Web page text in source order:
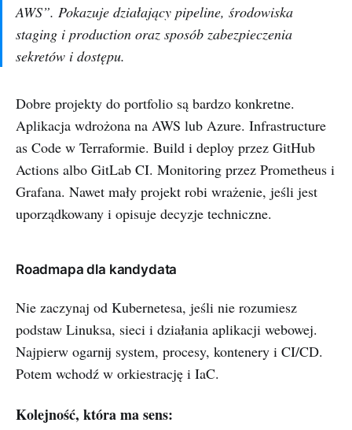
AWS”. Pokazuje działający pipeline, środowiska
staging i production oraz sposób zabezpieczenia
sekretów i dostępu.
Dobre projekty do portfolio są bardzo konkretne.
Aplikacja wdrożona na AWS lub Azure. Infrastructure
as Code w Terraformie. Build i deploy przez GitHub
Actions albo GitLab CI. Monitoring przez Prometheus i
Grafana. Nawet mały projekt robi wrażenie, jeśli jest
uporządkowany i opisuje decyzje techniczne.
Roadmapa dla kandydata
Nie zaczynaj od Kubernetesa, jeśli nie rozumiesz
podstaw Linuksa, sieci i działania aplikacji webowej.
Najpierw ogarnij system, procesy, kontenery i CI/CD.
Potem wchodź w orkiestrację i IaC.
Kolejność, która ma sens: